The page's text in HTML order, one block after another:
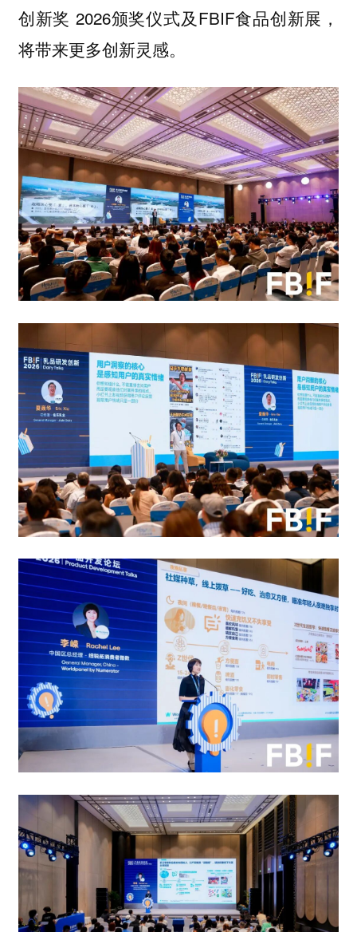
创新奖 2026颁奖仪式及FBIF食品创新展，
将带来更多创新灵感。